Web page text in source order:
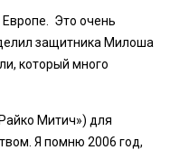
Это очень
защитника Милоша
который много
Митич») для
Я помню 2006 год,